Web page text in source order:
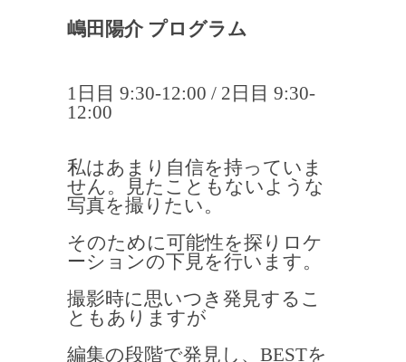
嶋田陽介 プログラム
1日目 9:30-12:00 / 2日目 9:30-
12:00
私はあまり自信を持っていま
せん。見たこともないような
写真を撮りたい。
そのために可能性を探りロケ
ーションの下見を行います。
撮影時に思いつき発見するこ
ともありますが
編集の段階で発見し、BESTを